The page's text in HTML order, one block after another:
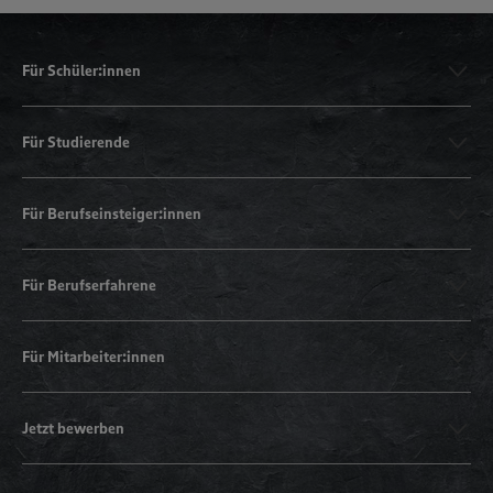
Für Schüler:innen
Für Studierende
Für Berufseinsteiger:innen
Für Berufserfahrene
Für Mitarbeiter:innen
Jetzt bewerben